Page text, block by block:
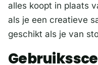
alles koopt in plaats
als je een creatieve
geschikt als je van